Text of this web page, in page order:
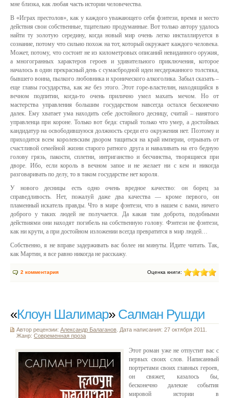
мне близка, как любая часть истории человечества.
В «Играх престолов», как у каждого уважающего себя фэнтези, время и место
действия свои собственные, тщательно продуманные. Вот только автору удалось
найти ту золотую середину, когда новый мир очень легко инсталлируется в
сознание, потому что сильно похож на тот, который окружает каждого человека.
Может, потому, что состоит не из километровых описаний невиданного оружия,
а многогранных характеров героев и удивительного приключения, которое
началось в один прекрасный день с сумасбродной идеи несдержанного толстяка,
бывшего воина, пылкого любовника и хронического алкоголика. Забыл сказать –
еще главы государства, как же без этого. Этот горе-властелин, находящийся в
вечном подпитии, когда-то очень прилично умел махать мечом. Но от
мастерства управления большим государством навсегда остался бесконечно
далек. Ему хватает ума находить себе достойного десницу, считай – нанятого
управленца при короне. Только вот беда: старый только что умер, а достойных
кандидатур на освободившуюся должность среди его окружения нет. Поэтому и
приходится всем королевским двором тащиться на край империи, отрывать от
счастливой семейной жизни старого ратного друга и наваливать на его бедную
голову грязь, пакости, сплетни, интриганство и бесчинства, творящиеся при
дворе. Ибо, если король в вечном запое и не желает ни с кем и никогда
разговаривать по делу, то в таком государстве нет короля.
У нового десницы есть одно очень вредное качество: он борец за
справедливость. Нет, пожалуй даже два качества — кроме первого, он
пламенный искатель правды. Что в мире фэнтези, что в нашем с вами, ничего
доброго у таких людей не получается. Да какая там доброта, подобными
действиями они находят погибель на собственную голову. Фэнтези не фэнтези,
как ни крути, а при достойном изложении всегда превратится в мир людей…
Собственно, я не вправе задерживать вас более ни минуты. Идите читать. Так,
как Мартин, я все равно никогда не расскажу.
2 комментария Оценка книги:
«Клоун Шалимар» Салман Рушди
Автор рецензии: Александр Балаганов . Дата написания: 27 октября 2011.
Жанр: Современная проза
Этот роман уже не отпустит вас с
первых своих слов. Написанный
портретами своих главных героев,
он свяжет, казалось бы,
бесконечно далекие события
мировой истории в